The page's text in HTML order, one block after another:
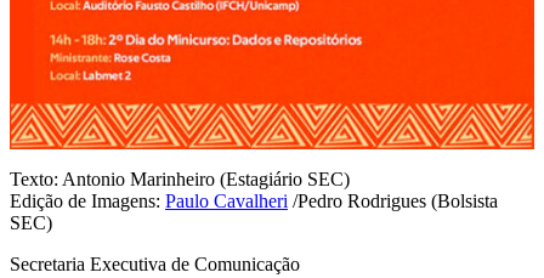
Texto: Antonio Marinheiro (Estagiário SEC)
Edição de Imagens: Paulo Cavalheri /Pedro Rodrigues (Bolsista
SEC)
Secretaria Executiva de Comunicação